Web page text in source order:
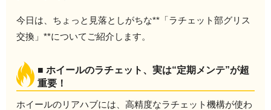
今日は、ちょっと見落としがちな**「ラチェット部グリス
交換」**についてご紹介します。
■ ホイールのラチェット、実は“定期メンテ”が超
重要！
ホイールのリアハブには、高精度なラチェット機構が使わ